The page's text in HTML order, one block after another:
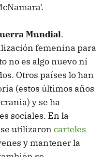
Mundial.
femenina para
no es algo nuevo ni
Otros países lo han
(estos últimos años
y se ha
sociales. En la
se utilizaron carteles
y mantener la